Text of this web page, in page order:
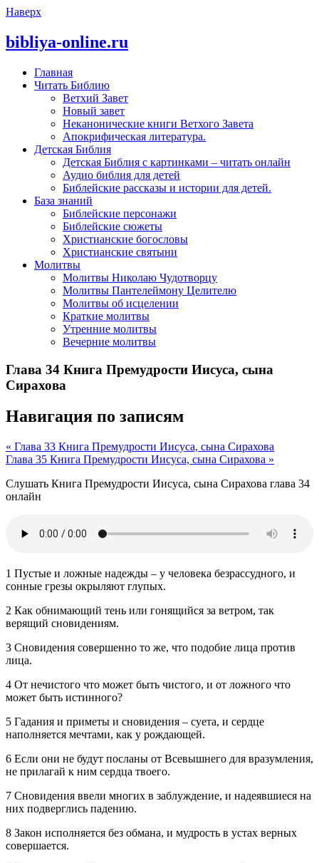
Наверх
bibliya-online.ru
Главная
Читать Библию
Ветхий Завет
Новый завет
Неканонические книги Ветхого Завета
Апокрифическая литература.
Детская Библия
Детская Библия с картинками – читать онлайн
Аудио библия для детей
Библейские рассказы и истории для детей.
База знаний
Библейские персонажи
Библейские сюжеты
Христианские богословы
Христианские святыни
Молитвы
Молитвы Николаю Чудотворцу
Молитвы Пантелеймону Целителю
Молитвы об исцелении
Краткие молитвы
Утренние молитвы
Вечерние молитвы
Глава 34 Книга Премудрости Иисуса, сына
Сирахова
Навигация по записям
« Глава 33 Книга Премудрости Иисуса, сына Сирахова
Глава 35 Книга Премудрости Иисуса, сына Сирахова »
Слушать Книга Премудрости Иисуса, сына Сирахова глава 34
онлайн
1 Пустые и ложные надежды – у человека безрассудного, и
сонные грезы окрыляют глупых.
2 Как обнимающий тень или гонящийся за ветром, так
верящий сновидениям.
3 Сновидения совершенно то же, что подобие лица против
лица.
4 От нечистого что может быть чистого, и от ложного что
может быть истинного?
5 Гадания и приметы и сновидения – суета, и сердце
наполняется мечтами, как у рождающей.
6 Если они не будут посланы от Всевышнего для вразумления,
не прилагай к ним сердца твоего.
7 Сновидения ввели многих в заблуждение, и надеявшиеся на
них подверглись падению.
8 Закон исполняется без обмана, и мудрость в устах верных
совершается.